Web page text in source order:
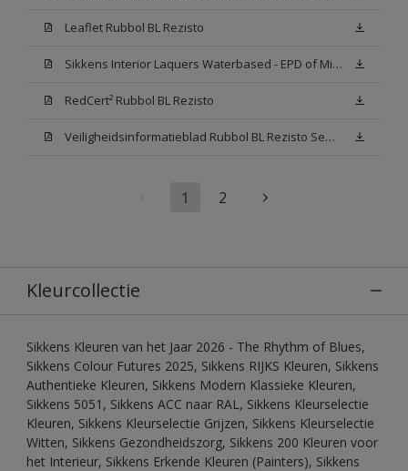
Leaflet Rubbol BL Rezisto
Sikkens Interior Laquers Waterbased - EPD of Milieuproductverklaring
RedCert² Rubbol BL Rezisto
Veiligheidsinformatieblad Rubbol BL Rezisto Semi-Gloss N00 (MSDS)
1 2
Kleurcollectie
Sikkens Kleuren van het Jaar 2026 - The Rhythm of Blues,
Sikkens Colour Futures 2025, Sikkens RIJKS Kleuren, Sikkens
Authentieke Kleuren, Sikkens Modern Klassieke Kleuren,
Sikkens 5051, Sikkens ACC naar RAL, Sikkens Kleurselectie
Kleuren, Sikkens Kleurselectie Grijzen, Sikkens Kleurselectie
Witten, Sikkens Gezondheidszorg, Sikkens 200 Kleuren voor
het Interieur, Sikkens Erkende Kleuren (Painters), Sikkens